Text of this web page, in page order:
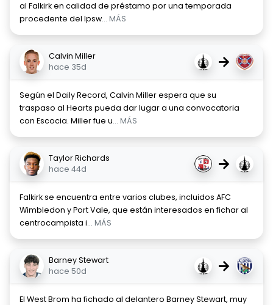
al Falkirk en calidad de préstamo por una temporada
procedente del Ipsw... MÁS
Calvin Miller
hace 35d
→
Según el Daily Record, Calvin Miller espera que su
traspaso al Hearts pueda dar lugar a una convocatoria
con Escocia. Miller fue u... MÁS
Taylor Richards
hace 44d
→
Falkirk se encuentra entre varios clubes, incluidos AFC
Wimbledon y Port Vale, que están interesados en fichar al
centrocampista i... MÁS
Barney Stewart
hace 50d
→
El West Brom ha fichado al delantero Barney Stewart, muy